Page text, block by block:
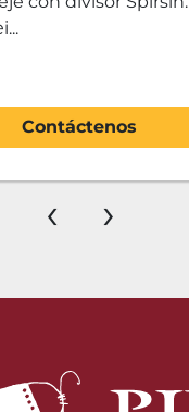
‹ ›